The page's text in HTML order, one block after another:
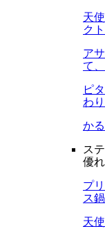
天
ク
ア
て
ピ
わ
か
ス
優
プ
ス鍋
天